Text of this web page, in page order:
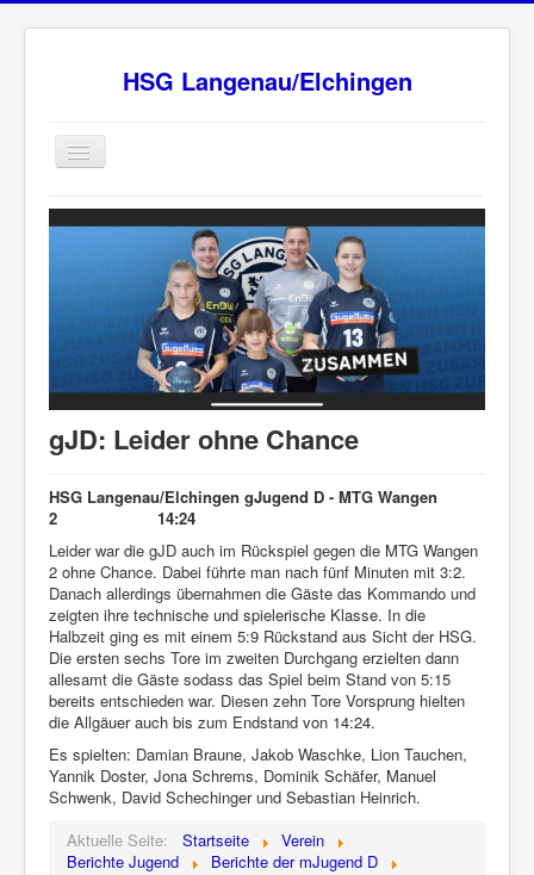
HSG Langenau/Elchingen
Home
BW Oberliga Staffel 2
Sponsoren
HSG - Fanshop
News
Ansprechpartner
Impressum
gJD: Leider ohne Chance
HSG Langenau/Elchingen gJugend D - MTG Wangen
2 14:24
Leider war die gJD auch im Rückspiel gegen die MTG Wangen
2 ohne Chance. Dabei führte man nach fünf Minuten mit 3:2.
Danach allerdings übernahmen die Gäste das Kommando und
zeigten ihre technische und spielerische Klasse. In die
Halbzeit ging es mit einem 5:9 Rückstand aus Sicht der HSG.
Die ersten sechs Tore im zweiten Durchgang erzielten dann
allesamt die Gäste sodass das Spiel beim Stand von 5:15
bereits entschieden war. Diesen zehn Tore Vorsprung hielten
die Allgäuer auch bis zum Endstand von 14:24.
Es spielten: Damian Braune, Jakob Waschke, Lion Tauchen,
Yannik Doster, Jona Schrems, Dominik Schäfer, Manuel
Schwenk, David Schechinger und Sebastian Heinrich.
Aktuelle Seite:
Startseite
Verein
Berichte Jugend
Berichte der mJugend D